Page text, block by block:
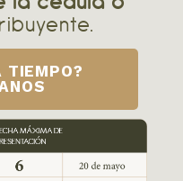
TIEMPO?